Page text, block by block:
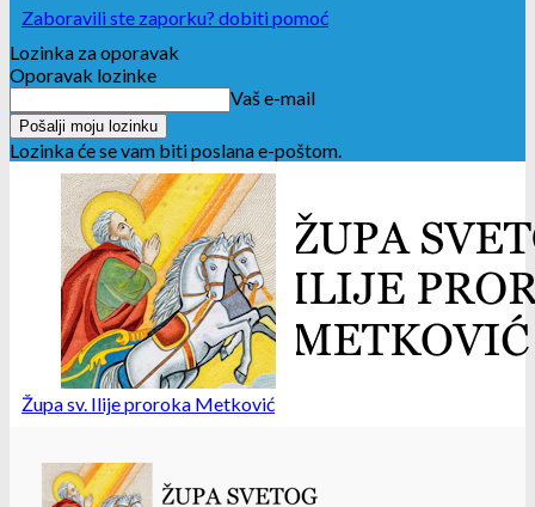
Zaboravili ste zaporku? dobiti pomoć
Lozinka za oporavak
Oporavak lozinke
Vaš e-mail
Lozinka će se vam biti poslana e-poštom.
Župa sv. Ilije proroka Metković